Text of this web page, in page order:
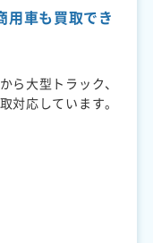
用車も買取でき
ら大型トラック、
対応しています。